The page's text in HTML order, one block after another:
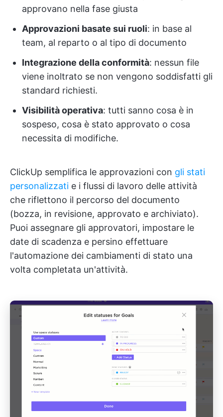
approvano nella fase giusta
Approvazioni basate sui ruoli: in base al
team, al reparto o al tipo di documento
Integrazione della conformità: nessun file
viene inoltrato se non vengono soddisfatti gli
standard richiesti.
Visibilità operativa: tutti sanno cosa è in
sospeso, cosa è stato approvato o cosa
necessita di modifiche.
ClickUp semplifica le approvazioni con gli stati
personalizzati e i flussi di lavoro delle attività
che riflettono il percorso del documento
(bozza, in revisione, approvato e archiviato).
Puoi assegnare gli approvatori, impostare le
date di scadenza e persino effettuare
l'automazione dei cambiamenti di stato una
volta completata un'attività.